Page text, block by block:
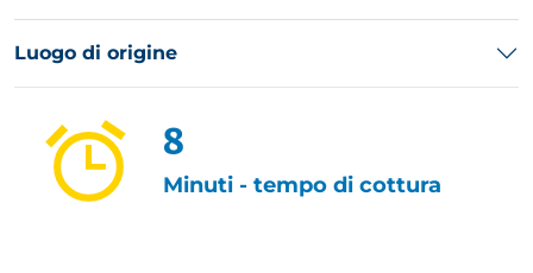
Luogo di origine
8
Minuti - tempo di cottura